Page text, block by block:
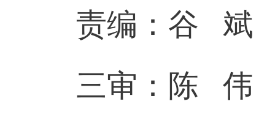
责编：谷 斌
三审：陈 伟